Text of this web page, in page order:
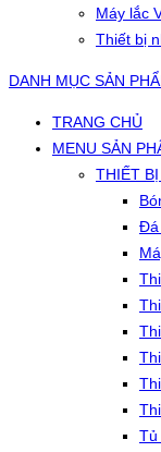
Máy lắc
Thiết bị
DANH MỤC SẢN
TRANG CHỦ
MENU SẢN
THIẾT
Đá
Tủ